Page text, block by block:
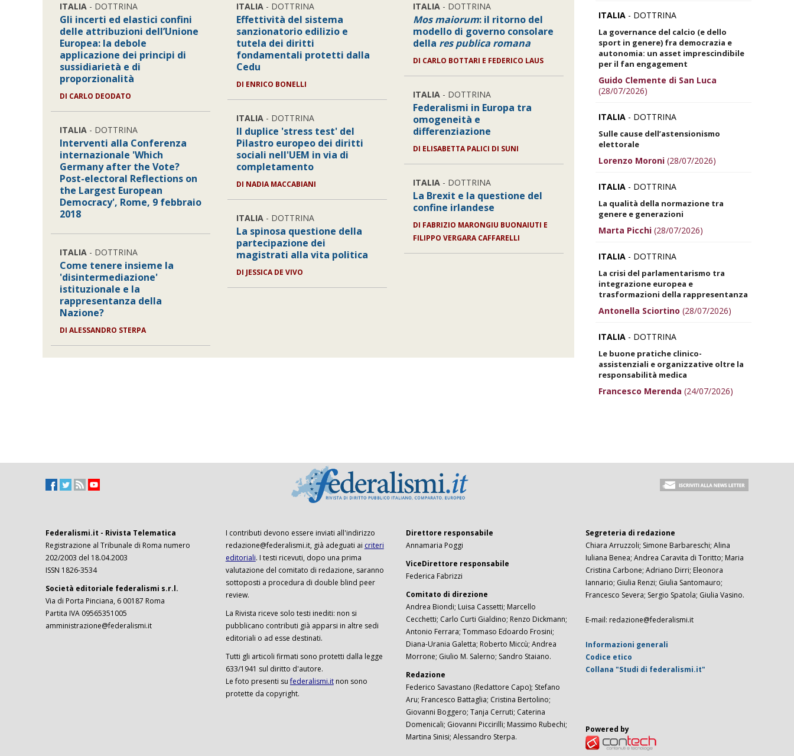
ITALIA - DOTTRINA
Gli incerti ed elastici confini
delle attribuzioni dell’Unione
Europea: la debole
applicazione dei principi di
sussidiarietà e di
proporzionalità
DI CARLO DEODATO
ITALIA - DOTTRINA
Interventi alla Conferenza
internazionale 'Which
Germany after the Vote?
Post-electoral Reflections on
the Largest European
Democracy', Rome, 9 febbraio
2018
ITALIA - DOTTRINA
Come tenere insieme la
'disintermediazione'
istituzionale e la
rappresentanza della
Nazione?
DIALESSANDRO STERPA
ITALIA - DOTTRINA
Effettività del sistema
sanzionatorio edilizio e
tutela dei diritti
fondamentali protetti dalla
Cedu
DI ENRICO BONELLI
ITALIA - DOTTRINA
Il duplice 'stress test' del
Pilastro europeo dei diritti
sociali nell'UEM in via di
completamento
DI NADIA MACCABIANI
ITALIA - DOTTRINA
La spinosa questione della
partecipazione dei
magistrati alla vita politica
DI JESSICA DE VIVO
ITALIA- DOTTRINA
Mos maiorum: il ritorno del
modello di governo consolare
della res publica romana
DI CARLO BOTTARI E FEDERICO LAUS
ITALIA- DOTTRINA
Federalismi in Europa tra
omogeneità e
differenziazione
DI ELISABETTA PALICI DI SUNI
ITALIA- DOTTRINA
La Brexit e la questione del
confine irlandese
DI FABRIZIO MARONGIU BUONAIUTI E
FILIPPO VERGARA CAFFARELLI
ITALIA - DOTTRINA
La governance del calcio (e dello
sport in genere) fra democrazia e
autonomia: un asset imprescindibile
per il fan engagement
Guido Clemente di San Luca
(28/07/2026)
ITALIA - DOTTRINA
Sulle cause dell’astensionismo
elettorale
Lorenzo Moroni (28/07/2026)
ITALIA - DOTTRINA
La qualità della normazione tra
genere e generazioni
Marta Picchi (28/07/2026)
ITALIA - DOTTRINA
La crisi del parlamentarismo tra
integrazione europea e
trasformazioni della rappresentanza
Antonella Sciortino (28/07/2026)
ITALIA - DOTTRINA
Le buone pratiche clinico-
assistenziali e organizzative oltre la
responsabilità medica
Francesco Merenda (24/07/2026)
Federalismi.it - Rivista Telematica
Registrazione al Tribunale di Roma numero
202/2003 del 18.04.2003
ISSN 1826-3534
Società editoriale federalismi s.r.l.
Via di Porta Pinciana, 6 00187 Roma
Partita IVA 09565351005
amministrazione@federalismi.it
I contributi devono essere inviati all'indirizzo
redazione@federalismi.it, già adeguati ai criteri
editoriali. I testi ricevuti, dopo una prima
valutazione del comitato di redazione, saranno
sottoposti a procedura di double blind peer
review.
La Rivista riceve solo testi inediti: non si
pubblicano contributi già apparsi in altre sedi
editoriali o ad esse destinati.
Tutti gli articoli firmati sono protetti dalla legge
633/1941 sul diritto d'autore.
Le foto presenti sufederalismi.itnon sono
protette da copyright.
Direttore responsabile
Annamaria Poggi
ViceDirettore responsabile
Federica Fabrizzi
Comitato di direzione
Andrea Biondi; Luisa Cassetti; Marcello
Cecchetti; Carlo Curti Gialdino; Renzo Dickmann;
Antonio Ferrara; Tommaso Edoardo Frosini;
Diana-Urania Galetta; Roberto Miccù; Andrea
Morrone; Giulio M. Salerno; Sandro Staiano.
Redazione
Federico Savastano (Redattore Capo); Stefano
Aru; Francesco Battaglia; Cristina Bertolino;
Giovanni Boggero; Tanja Cerruti; Caterina
Domenicali; Giovanni Piccirilli; Massimo Rubechi;
Martina Sinisi; Alessandro Sterpa.
Segreteria di redazione
Chiara Arruzzoli; Simone Barbareschi; Alina
Iuliana Benea; Andrea Caravita di Toritto; Maria
Cristina Carbone; Adriano Dirri; Eleonora
Iannario; Giulia Renzi; Giulia Santomauro;
Francesco Severa; Sergio Spatola; Giulia Vasino.
E-mail: redazione@federalismi.it
Informazioni generali
Codice etico
Collana "Studi di federalismi.it"
Powered by